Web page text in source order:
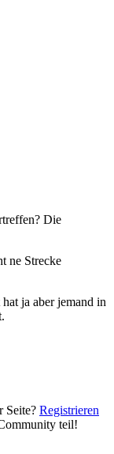
Die
ne Strecke
ja aber jemand in
Seite? Registrieren
teil!